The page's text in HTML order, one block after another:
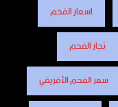
اسعار الفحم
تجار الفحم
سعر الفحم الأفريقي